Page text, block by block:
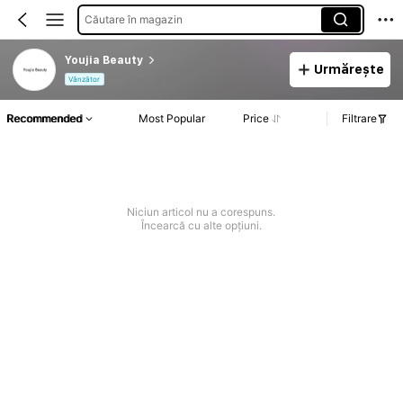
Căutare în magazin
Youjia Beauty
Vânzător
Urmărește
Recommended Most Popular Price Filtrare
Niciun articol nu a corespuns.
Încearcă cu alte opțiuni.